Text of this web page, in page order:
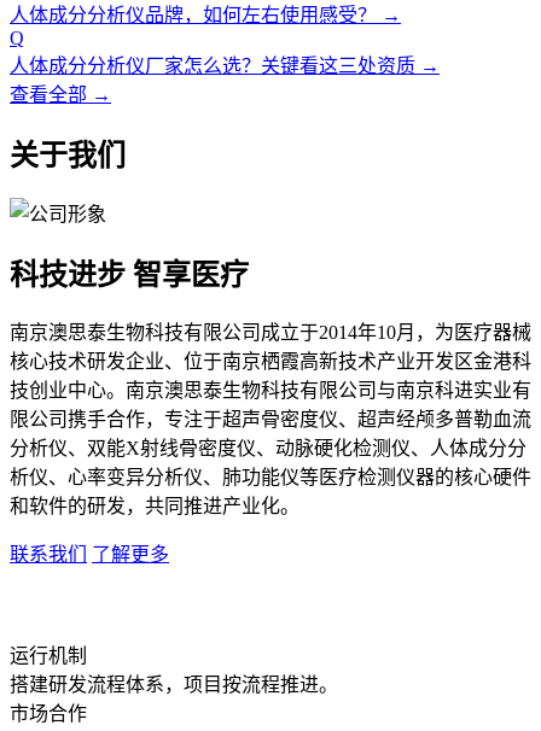
人体成分分析仪品牌，如何左右使用感受？
→
Q
人体成分分析仪厂家怎么选？关键看这三处资质 →
查看全部 →
关于我们
科技进步 智享医疗
南京澳思泰生物科技有限公司成立于2014年10月，为医疗器械
核心技术研发企业、位于南京栖霞高新技术产业开发区金港科
技创业中心。南京澳思泰生物科技有限公司与南京科进实业有
限公司携手合作，专注于超声骨密度仪、超声经颅多普勒血流
分析仪、双能X射线骨密度仪、动脉硬化检测仪、人体成分分
析仪、心率变异分析仪、肺功能仪等医疗检测仪器的核心硬件
和软件的研发，共同推进产业化。
联系我们 了解更多
运行机制
搭建研发流程体系，项目按流程推进。
市场合作